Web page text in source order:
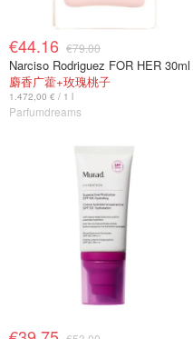
€44.16 €79.00
Narciso Rodriguez FOR HER 30ml
麝香广藿+玫瑰桃子
1.472,00 € / 1 l
Parfumdreams